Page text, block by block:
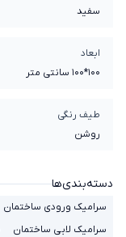
سفيد
ابعاد
100*100 سانتی متر
طیف رنگی
روشن
دسته‌بندی‌ها
سرامیک ورودی ساختمان
سرامیک لابی ساختمان